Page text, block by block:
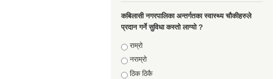
कबिलासी नगरपालिका अन्तर्गतका स्वास्थ्य चौकीहरुले
प्रदान गर्ने सुविधा कस्तो लाग्यो ?
Choices
राम्रो
नराम्रो
ठिक ठिकै